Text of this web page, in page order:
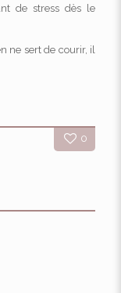
de stress dès le
ne sert de courir, il
0